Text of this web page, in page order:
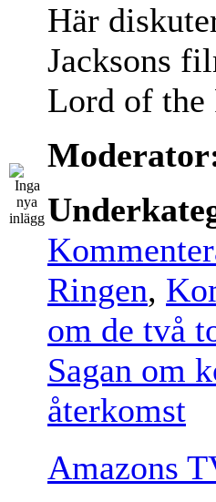
Här
Jacksons
Lord of the
Ringen,
om de två
Sagan om
återkomst
Amazons